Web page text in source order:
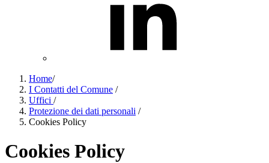
Home/
I Contatti del Comune /
Uffici /
Protezione dei dati personali /
Cookies Policy
Cookies Policy